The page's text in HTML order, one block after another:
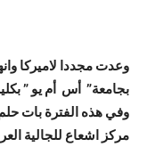
وعدت مجددا لاميركا
بجامعة” أس أم يو ”
وفي هذه الفترة بات
مركز اشعاع للجالية